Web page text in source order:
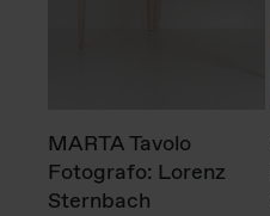
MARTA Tavolo
Fotografo: Lorenz
Sternbach